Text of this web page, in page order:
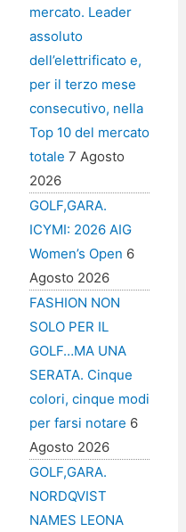
mercato. Leader
assoluto
dell’elettrificato e,
per il terzo mese
consecutivo, nella
Top 10 del mercato
totale 7 Agosto
2026
GOLF,GARA.
ICYMI: 2026 AIG
Women’s Open 6
Agosto 2026
FASHION NON
SOLO PER IL
GOLF…MA UNA
SERATA. Cinque
colori, cinque modi
per farsi notare 6
Agosto 2026
GOLF,GARA.
NORDQVIST
NAMES LEONA